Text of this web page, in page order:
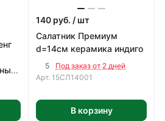
140 руб. / шт
Салатник Премиум
d=14см керамика индиго
5
Под заказ от 2 дней
Арт. 15СЛ14001
В корзину